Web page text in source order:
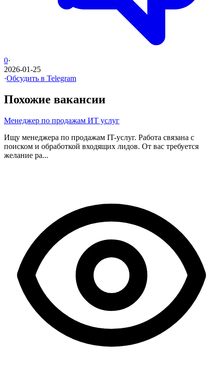
0·
2026-01-25
·Обсудить в Telegram
Похожие вакансии
Менеджер по продажам ИТ услуг
Ищу менеджера по продажам IT-услуг. Работа связана с
поиском и обработкой входящих лидов. От вас требуется
желание ра...